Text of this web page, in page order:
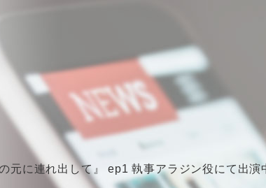
に連れ出して』 ep1 執事アラジン役にて出演